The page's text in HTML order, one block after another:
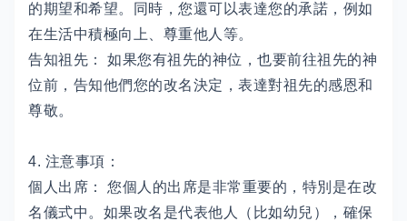
的期望和希望。同時，您還可以表達您的承諾，例如
在生活中積極向上、尊重他人等。
告知祖先： 如果您有祖先的神位，也要前往祖先的神
位前，告知他們您的改名決定，表達對祖先的感恩和
尊敬。
4. 注意事項：
個人出席： 您個人的出席是非常重要的，特別是在改
名儀式中。如果改名是代表他人（比如幼兒），確保